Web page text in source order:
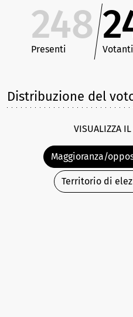
248
Presenti Votanti
Distribuzione del
VISUALIZZA IL
Maggioranza/
Territorio di